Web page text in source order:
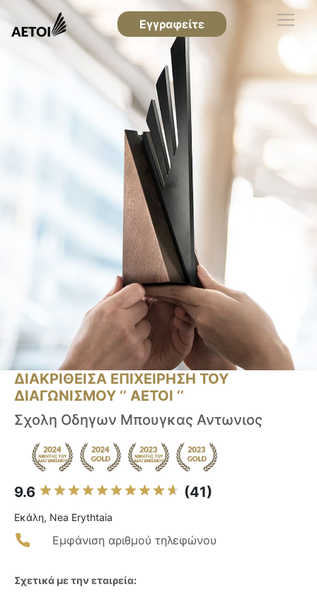
Εγγραφείτε
ΔΙΑΚΡΙΘΕΙΣΑ ΕΠΙΧΕΙΡΗΣΗ ΤΟΥ
ΔΙΑΓΩΝΙΣΜΟΥ ‘’ ΑΕΤΟΙ ‘’
Σχολη Οδηγων Μπουγκας Αντωνιος
9.6 (41)
Εκάλη, Nea Erythtaia
Εμφάνιση αριθμού τηλεφώνου
Σχετικά με την εταιρεία: